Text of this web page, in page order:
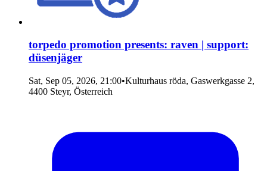
torpedo promotion presents: raven | support:
düsenjäger
Sat, Sep 05, 2026, 21:00•Kulturhaus röda, Gaswerkgasse 2,
4400 Steyr, Österreich